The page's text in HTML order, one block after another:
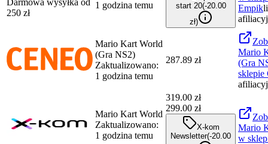
Darmowa wysyłka od
250 zł
1 godzina temu
start 20(-20.00
zł)
Empik
Mario Kart World
(Gra NS2)
Zaktualizowano:
1 godzina temu
287.89 zł
Mario
(Gra
sklepie
Mario Kart World
Zaktualizowano:
1 godzina temu
319.00 zł
299.00 zł
X-kom
Newsletter(-20.00
Mario
w